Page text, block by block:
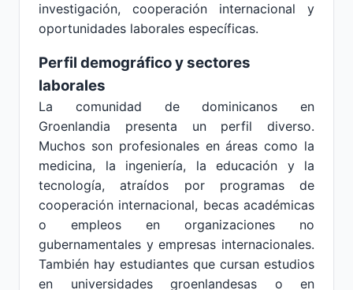
investigación, cooperación internacional y
oportunidades laborales específicas.
Perfil demográfico y sectores
laborales
La comunidad de dominicanos en
Groenlandia presenta un perfil diverso.
Muchos son profesionales en áreas como la
medicina, la ingeniería, la educación y la
tecnología, atraídos por programas de
cooperación internacional, becas académicas
o empleos en organizaciones no
gubernamentales y empresas internacionales.
También hay estudiantes que cursan estudios
en universidades groenlandesas o en